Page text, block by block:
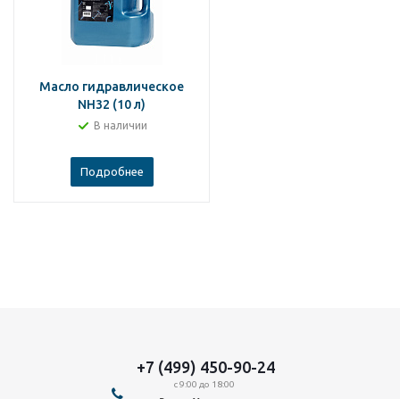
Масло гидравлическое
NH32 (10 л)
В наличии
Подробнее
+7 (499) 450-90-24
с 9:00 до 18:00